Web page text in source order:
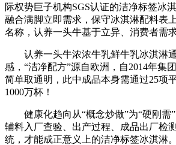
际权势巨子机构SGS认证的洁净标签冰
融合满脚立即需求，保守冰淇淋配料表
名称，认养一头牛基于立异、消费者需
认养一头牛浓浓牛乳鲜牛乳冰淇淋
感，“洁净配方”源自欧洲，自2014年集
简单取通明，此中成品本身需通过25项
1000万杯！
健康化趋向从“概念炒做”为“硬刚需”
辅料入厂查验、出产过程、成品出厂检
统，才能成正意义上的洁净标签冰淇淋